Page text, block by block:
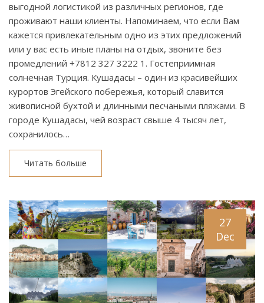
выгодной логистикой из различных регионов, где
проживают наши клиенты. Напоминаем, что если Вам
кажется привлекательным одно из этих предложений
или у вас есть иные планы на отдых, звоните без
промедлений +7812 327 3222 1. Гостеприимная
солнечная Турция. Кушадасы – один из красивейших
курортов Эгейского побережья, который славится
живописной бухтой и длинными песчаными пляжами. В
городе Кушадасы, чей возраст свыше 4 тысяч лет,
сохранилось…
Читать больше
27
Dec